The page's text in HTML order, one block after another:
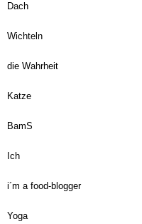
Dach
Wichteln
die Wahrheit
Katze
BamS
Ich
i´m a food-blogger
Yoga